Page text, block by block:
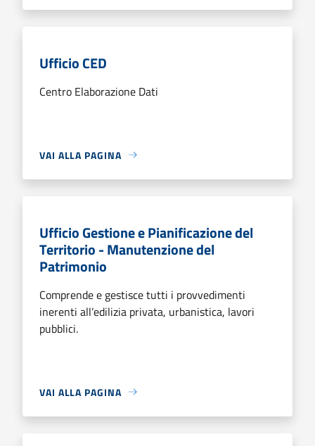
Ufficio CED
Centro Elaborazione Dati
VAI ALLA PAGINA
Ufficio Gestione e Pianificazione del
Territorio - Manutenzione del
Patrimonio
Comprende e gestisce tutti i provvedimenti
inerenti all’edilizia privata, urbanistica, lavori
pubblici.
VAI ALLA PAGINA